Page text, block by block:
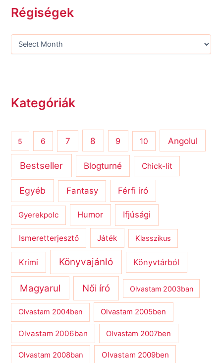
Régiségek
Kategóriák
5 6 7 8 9 10 Angolul
Bestseller Blogturné Chick-lit
Egyéb Fantasy Férfi író
Gyerekpolc Humor Ifjúsági
Ismeretterjesztő Játék Klasszikus
Krimi Könyvajánló Könyvtárból
Magyarul Női író Olvastam 2003ban
Olvastam 2004ben Olvastam 2005ben
Olvastam 2006ban Olvastam 2007ben
Olvastam 2008ban Olvastam 2009ben